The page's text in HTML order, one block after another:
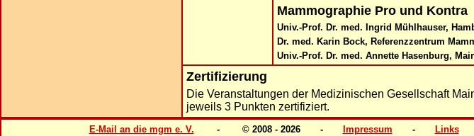
Mammographie Pro und Kontra
Univ.-Prof. Dr. med. Ingrid Mühlhauser,
Dr. med. Karin Bock, Referenzzentrum
Univ.-Prof. Dr. med. Annette Hasenburg,
Zertifizierung
Die Veranstaltungen der Medizinischen Gesellschaft
jeweils 3 Punkten zertifiziert.
E-Mail an die mgm e. V. - © 2008 - 2026 - Impressum - Links-